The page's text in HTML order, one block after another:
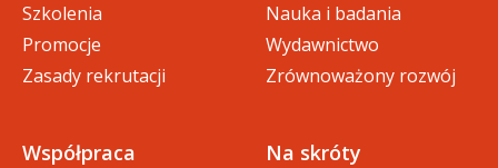
Szkolenia
Promocje
Zasady rekrutacji
Nauka i badania
Wydawnictwo
Zrównoważony rozwój
Współpraca Na skróty